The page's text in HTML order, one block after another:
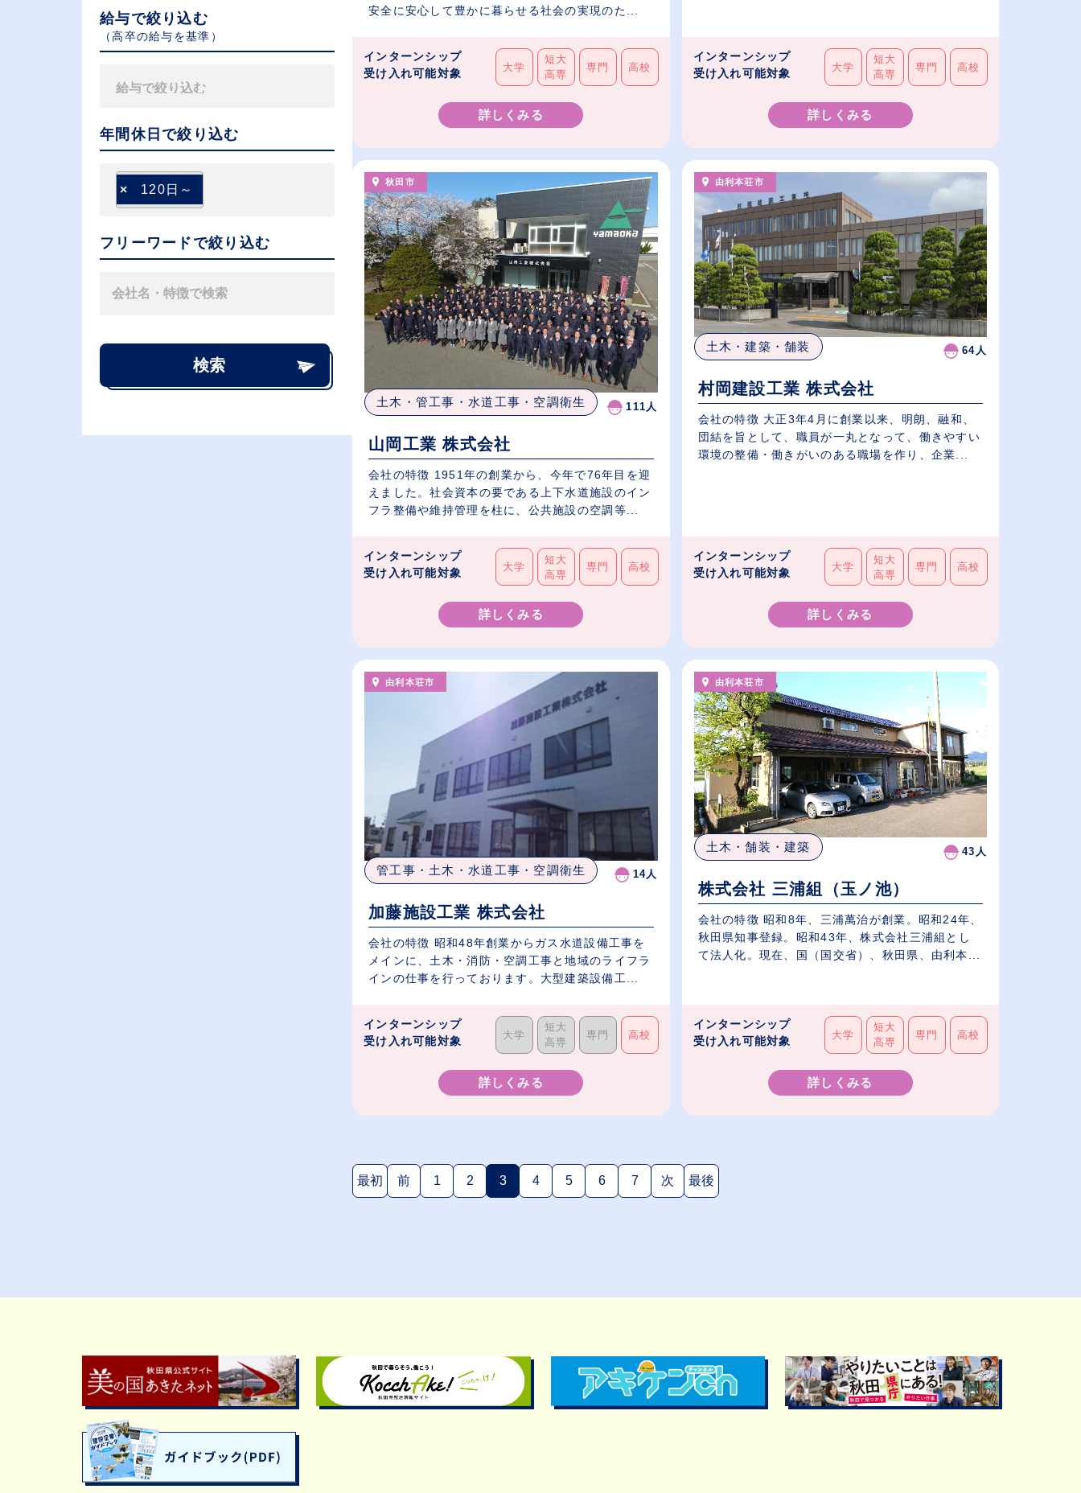
給与で絞り込む
（⾼卒の給与を基準）
年間休日で絞り込む
× 120日～
フリーワードで絞り込む
検索
安全に安心して豊かに暮らせる社会の実現のた...
インターンシップ
受け入れ可能対象
大学
短大
高専
専門 高校
詳しくみる
インターンシップ
受け入れ可能対象
大学
短大
高専
専門 高校
詳しくみる
秋田市
土木・管工事・水道工事・空調衛生 111人
山岡工業 株式会社
会社の特徴 1951年の創業から、今年で76年目を迎
えました。社会資本の要である上下水道施設のイン
フラ整備や維持管理を柱に、公共施設の空調等...
インターンシップ
受け入れ可能対象
大学
短大
高専
専門 高校
詳しくみる
由利本荘市
土木・建築・舗装 64人
村岡建設工業 株式会社
会社の特徴 大正3年4月に創業以来、明朗、融和、
団結を旨として、職員が一丸となって、働きやすい
環境の整備・働きがいのある職場を作り、企業...
インターンシップ
受け入れ可能対象
大学
短大
高専
専門 高校
詳しくみる
由利本荘市
管工事・土木・水道工事・空調衛生 14人
加藤施設工業 株式会社
会社の特徴 昭和48年創業からガス水道設備工事を
メインに、土木・消防・空調工事と地域のライフラ
インの仕事を行っております。大型建築設備工...
インターンシップ
受け入れ可能対象
大学
短大
高専
専門 高校
詳しくみる
由利本荘市
土木・舗装・建築 43人
株式会社 三浦組（玉ノ池）
会社の特徴 昭和8年、三浦萬治が創業。昭和24年、
秋田県知事登録。昭和43年、株式会社三浦組とし
て法人化。現在、国（国交省）、秋田県、由利本...
インターンシップ
受け入れ可能対象
大学
短大
高専
専門 高校
詳しくみる
最初 前 1 2 3(現在のページ)
4 5 6 7 次 最後